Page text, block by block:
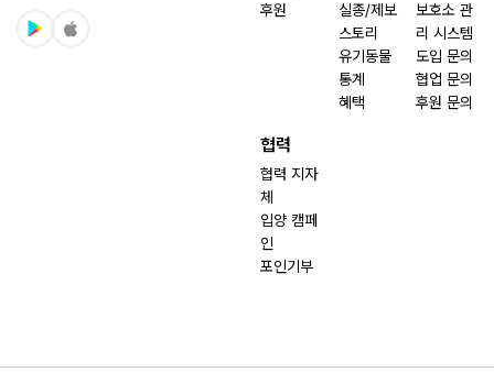
후원
실종/제보
스토리
유기동물
통계
혜택
보호소 관
리 시스템
도입 문의
협업 문의
후원 문의
협력
협력 지자
체
입양 캠페
인
포인기부